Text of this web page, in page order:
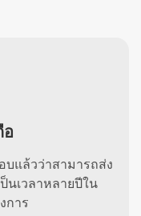
อ
แล้วว่าสามารถส่ง
นเวลาหลายปีใน
การ